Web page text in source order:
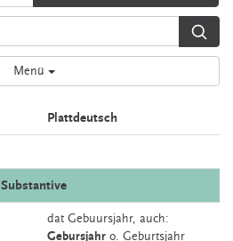
Menü
Plattdeutsch
Substantive
dat Gebuursjahr, auch:
Gebursjahr o. Geburtsjahr